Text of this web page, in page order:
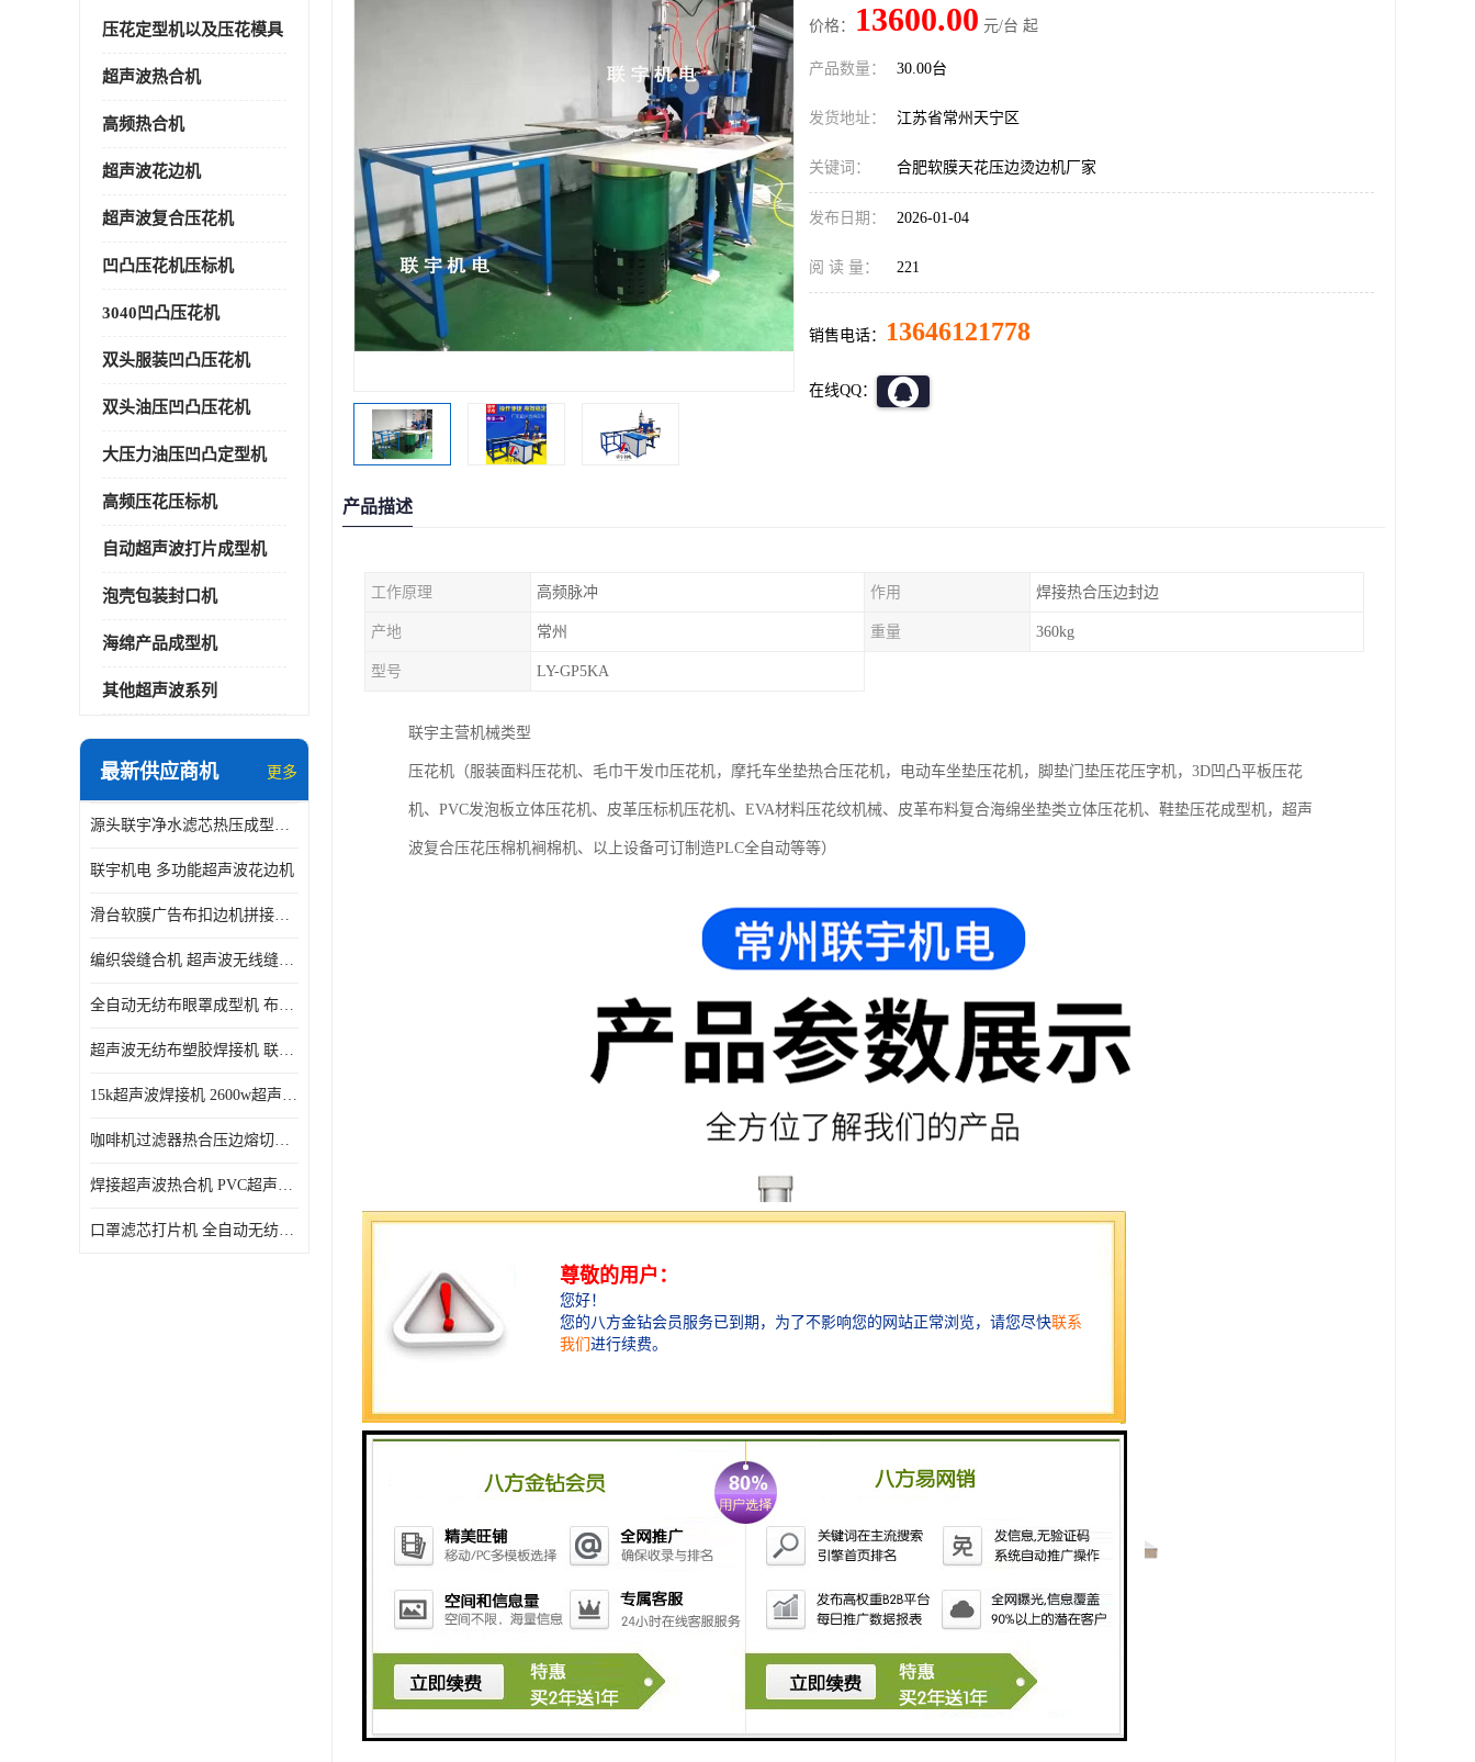
压花定型机以及压花模具
超声波热合机
高频热合机
超声波花边机
超声波复合压花机
凹凸压花机压标机
3040凹凸压花机
双头服装凹凸压花机
双头油压凹凸压花机
大压力油压凹凸定型机
高频压花压标机
自动超声波打片成型机
泡壳包装封口机
海绵产品成型机
其他超声波系列
最新供应商机 更多
源头联宇净水滤芯热压成型机器 超声波大功率封边机
联宇机电 多功能超声波花边机
滑台软膜广告布扣边机拼接机用于焊接热合拼接作用
编织袋缝合机 超声波无线缝合机 厂家现货供应
全自动无纺布眼罩成型机 布料海绵眼罩热合切边机
超声波无纺布塑胶焊接机 联宇制造
15k超声波焊接机 2600w超声波焊接机 联宇制造
咖啡机过滤器热合压边熔切机 超声波无纺布喷胶棉热合机
焊接超声波热合机 PVC超声波焊接机 无纺布超声波设备
口罩滤芯打片机 全自动无纺布压花压标设备 多层料复合机
价格： 13600.00 元/台 起
产品数量： 30.00台
发货地址： 江苏省常州天宁区
关键词： 合肥软膜天花压边烫边机厂家
发布日期： 2026-01-04
阅 读 量： 221
销售电话： 13646121778
在线QQ：
产品描述
工作原理 高频脉冲 作用 焊接热合压边封边
产地 常州 重量 360kg
型号 LY-GP5KA
联宇主营机械类型
压花机（服装面料压花机、毛巾干发巾压花机，摩托车坐垫热合压花机，电动车坐垫压花机，脚垫门垫压花压字机，3D凹凸平板压花
机、PVC发泡板立体压花机、皮革压标机压花机、EVA材料压花纹机械、皮革布料复合海绵坐垫类立体压花机、鞋垫压花成型机，超声
波复合压花压棉机裥棉机、以上设备可订制造PLC全自动等等）